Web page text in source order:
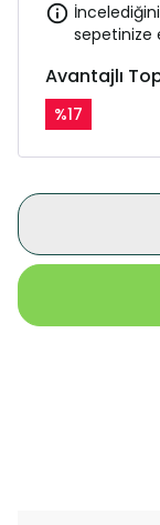
sepetinize
Avantajlı
%17